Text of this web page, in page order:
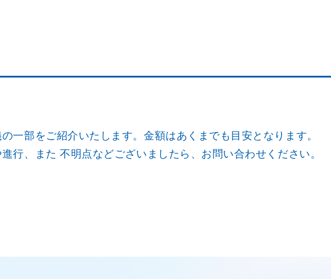
一部をご紹介いたします。金額はあくまでも目安となります。
行、また 不明点などございましたら、お問い合わせください。